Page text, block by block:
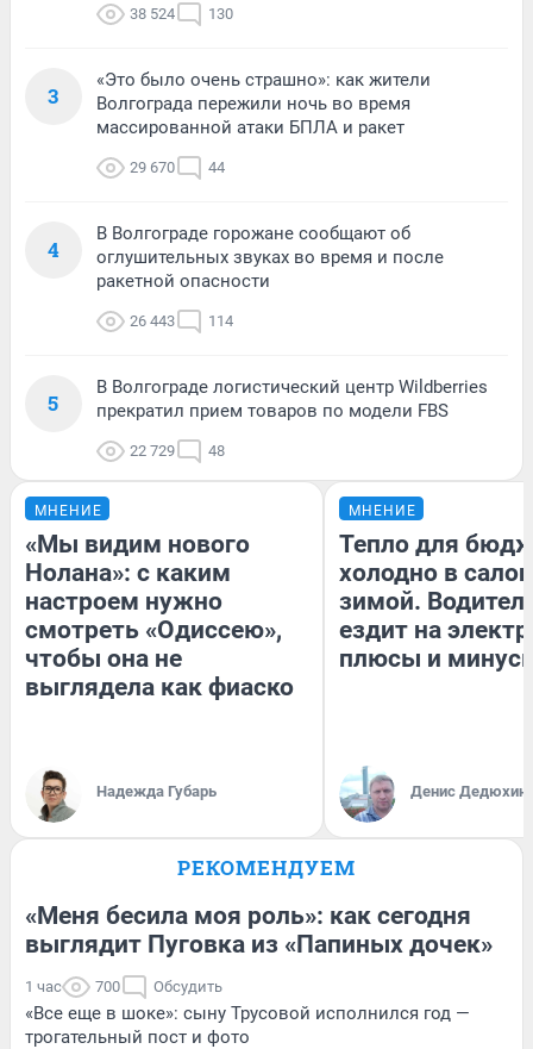
38 524 130
3
«Это было очень страшно»: как жители
Волгограда пережили ночь во время
массированной атаки БПЛА и ракет
29 670 44
4
В Волгограде горожане сообщают об
оглушительных звуках во время и после
ракетной опасности
26 443 114
5
В Волгограде логистический центр Wildberries
прекратил прием товаров по модели FBS
22 729 48
МНЕНИЕ
«Мы видим нового
Нолана»: с каким
настроем нужно
смотреть «Одиссею»,
чтобы она не
выглядела как фиаско
Надежда Губарь
МНЕНИЕ
Тепло для
холодно в
зимой.
ездит на
плюсы и
Денис Дедюхин
РЕКОМЕНДУЕМ
«Меня бесила моя роль»: как сегодня
выглядит Пуговка из «Папиных дочек»
1 час 700 Обсудить
«Все еще в шоке»: сыну Трусовой исполнился год —
трогательный пост и фото